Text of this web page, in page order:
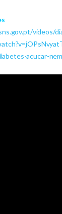
videos/
acucar-